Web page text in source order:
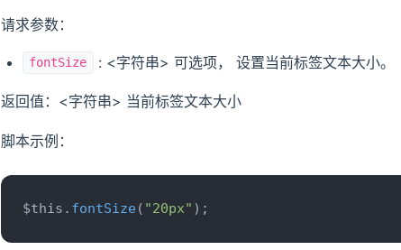
请求参数：
fontSize : <字符串> 可选项， 设置当前标签文本大小。
返回值：<字符串> 当前标签文本大小
脚本示例：
$this. fontSize( "20px" );